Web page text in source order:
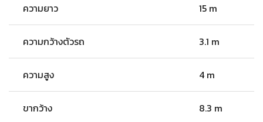
ความยาว 15 m
ความกว้างตัวรถ 3.1 m
ความสูง 4 m
ขากว้าง 8.3 m